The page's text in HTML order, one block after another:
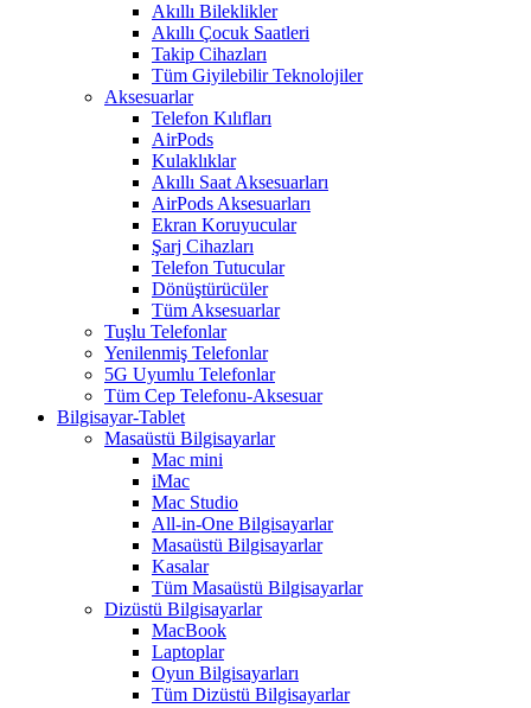
Akıllı Bileklikler
Akıllı Çocuk Saatleri
Takip Cihazları
Tüm Giyilebilir Teknolojiler
Aksesuarlar
Telefon Kılıfları
AirPods
Kulaklıklar
Akıllı Saat Aksesuarları
AirPods Aksesuarları
Ekran Koruyucular
Şarj Cihazları
Telefon Tutucular
Dönüştürücüler
Tüm Aksesuarlar
Tuşlu Telefonlar
Yenilenmiş Telefonlar
5G Uyumlu Telefonlar
Tüm Cep Telefonu-Aksesuar
Bilgisayar-Tablet
Masaüstü Bilgisayarlar
Mac mini
iMac
Mac Studio
All-in-One Bilgisayarlar
Masaüstü Bilgisayarlar
Kasalar
Tüm Masaüstü Bilgisayarlar
Dizüstü Bilgisayarlar
MacBook
Laptoplar
Oyun Bilgisayarları
Tüm Dizüstü Bilgisayarlar